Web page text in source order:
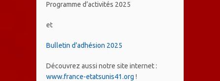
Programme d’activités 2025
et
Bulletin d’adhésion 2025
Découvrez aussi notre site internet :
www.france-etatsunis41.org !